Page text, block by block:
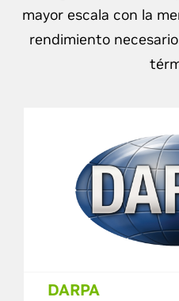
mayor escala con la
rendimiento
DARPA